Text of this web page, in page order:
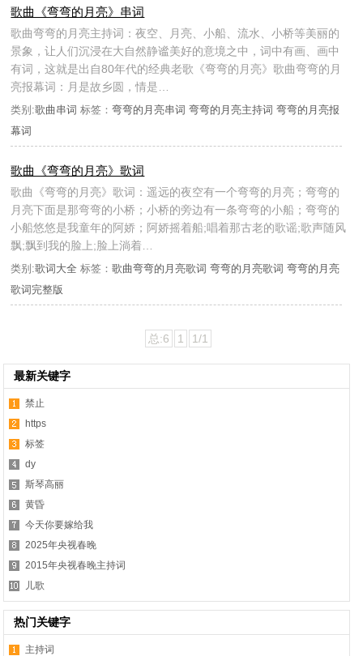
歌曲《弯弯的月亮》串词
歌曲弯弯的月亮主持词：夜空、月亮、小船、流水、小桥等美丽的
景象，让人们沉浸在大自然静谧美好的意境之中，词中有画、画中
有词，这就是出自80年代的经典老歌《弯弯的月亮》歌曲弯弯的月
亮报幕词：月是故乡圆，情是…
类别:歌曲串词 标签：弯弯的月亮串词 弯弯的月亮主持词 弯弯的月亮报
幕词
歌曲《弯弯的月亮》歌词
歌曲《弯弯的月亮》歌词：遥远的夜空有一个弯弯的月亮；弯弯的
月亮下面是那弯弯的小桥；小桥的旁边有一条弯弯的小船；弯弯的
小船悠悠是我童年的阿娇；阿娇摇着船;唱着那古老的歌谣;歌声随风
飘;飘到我的脸上;脸上淌着…
类别:歌词大全 标签：歌曲弯弯的月亮歌词 弯弯的月亮歌词 弯弯的月亮
歌词完整版
总:6 1 1/1
最新关键字
禁止
https
标签
dy
斯琴高丽
黄昏
今天你要嫁给我
2025年央视春晚
2015年央视春晚主持词
儿歌
热门关键字
主持词